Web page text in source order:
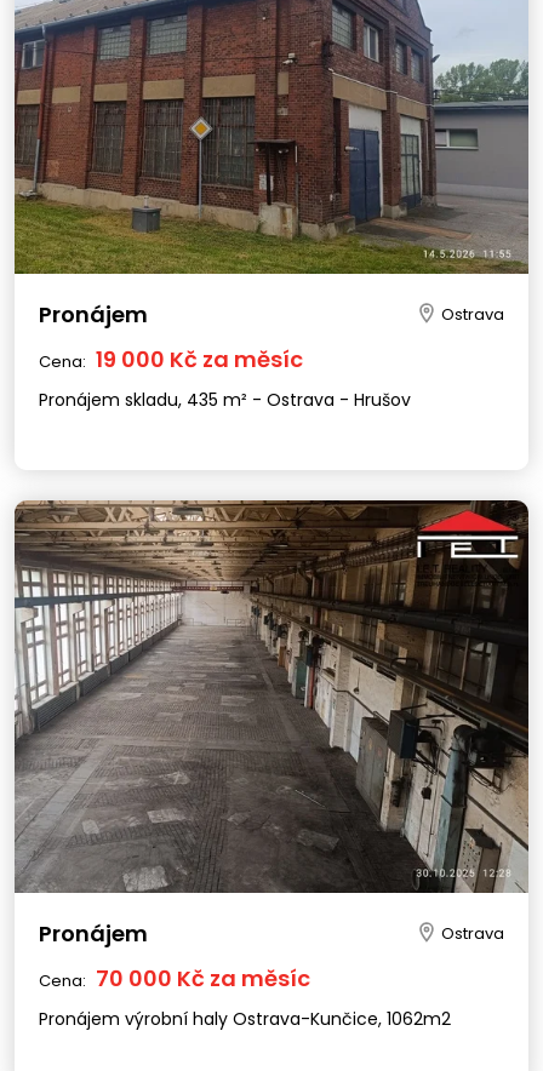
Pronájem Ostrava
Cena: 19 000 Kč za měsíc
Pronájem skladu, 435 m² - Ostrava - Hrušov
Pronájem Ostrava
Cena: 70 000 Kč za měsíc
Pronájem výrobní haly Ostrava-Kunčice, 1062m2